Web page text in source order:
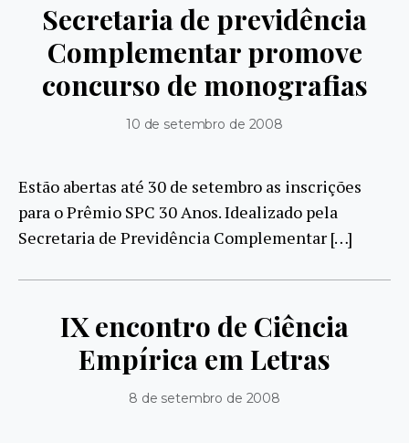
Secretaria de previdência
Complementar promove
concurso de monografias
10 de setembro de 2008
Estão abertas até 30 de setembro as inscrições
para o Prêmio SPC 30 Anos. Idealizado pela
Secretaria de Previdência Complementar […]
IX encontro de Ciência
Empírica em Letras
8 de setembro de 2008